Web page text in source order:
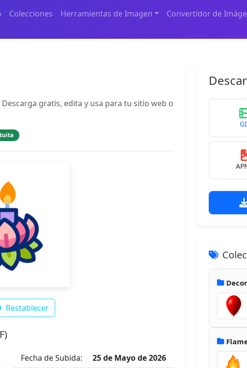
Colecciones Herramientas de Imagen Convertidor de
gratis, edita y usa para tu sitio web o
Restablecer
Fecha de Subida:
25 de Mayo de 2026